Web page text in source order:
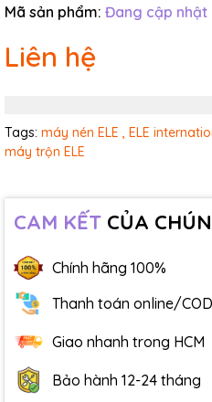
Mã sản phẩm: Đang cập nhật
Liên hệ
Tags: máy nén ELE , ELE
máy trộn ELE
CAM KẾT CỦA
Chính hãng 100%
Thanh toán online/COD
Giao nhanh trong HCM
Bảo hành 12-24 tháng